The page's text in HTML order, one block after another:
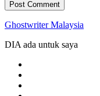
Ghostwriter Malaysia
DIA ada untuk saya